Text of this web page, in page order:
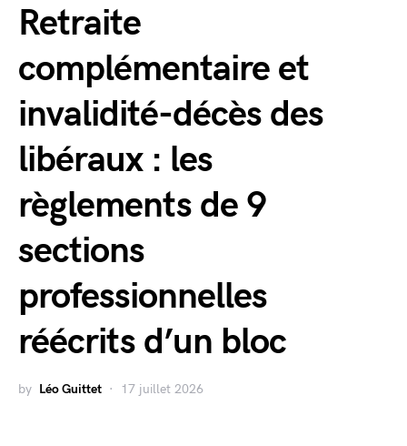
Retraite
complémentaire et
invalidité-décès des
libéraux : les
règlements de 9
sections
professionnelles
réécrits d’un bloc
by Léo Guittet 17 juillet 2026